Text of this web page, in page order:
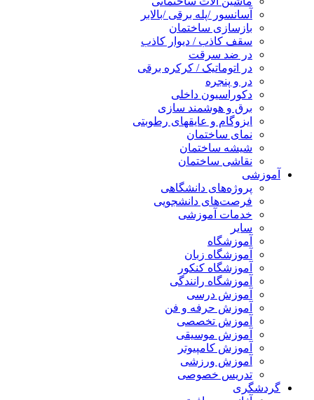
آسانسور /پله برقی /بالابر
بازسازی ساختمان
سقف کاذب / دیوار کاذب
در ضد سرقت
در اتوماتیک / کرکره برقی
در و پنجره
دکوراسیون داخلی
برق و هوشمند سازی
ایزوگام و عایقهای رطوبتی
نمای ساختمان
شیشه ساختمان
نقاشی ساختمان
آموزشی
پروژه‌های دانشگاهی
فرصت‌های دانشجویی
خدمات آموزشی
سایر
آموزشگاه
آموزشگاه زبان
آموزشگاه کنکور
آموزشگاه رانندگی
آموزش درسی
آموزش حرفه و فن
آموزش تخصصی
آموزش موسیقی
آموزش کامپیوتر
آموزش ورزشی
تدریس خصوصی
گردشگری